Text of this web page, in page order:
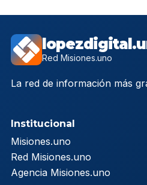
Red Misiones.uno
La red de información más
Institucional
Misiones.uno
Red Misiones.uno
Agencia Misiones.uno